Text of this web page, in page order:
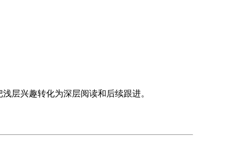
层兴趣转化为深层阅读和后续跟进。